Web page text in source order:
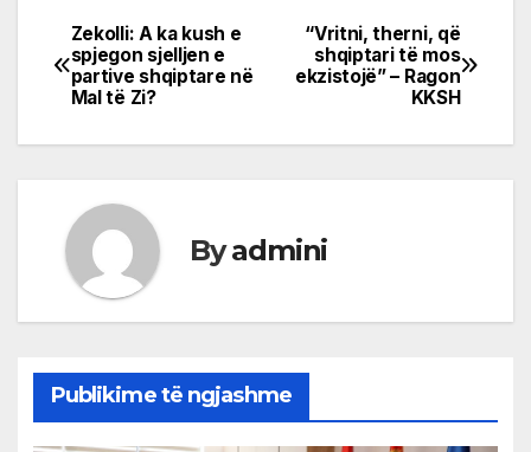
Post
navigation
“Vritni, therni, që
shqiptari të mos
ekzistojë” – Ragon
KKSH
Zekolli: A ka kush e
spjegon sjelljen e
partive shqiptare në
Mal të Zi?
Byadmini
Publikime të ngjashme